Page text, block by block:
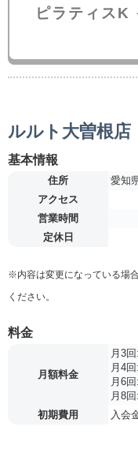
ピラティスK
ルルト大曽根店
基本情報
住所
愛知
アクセス
営業時間
定休日
※内容は変更になっている場
ください。
料金
月額料金
月3
月4
月6
月8
初期費用
入会